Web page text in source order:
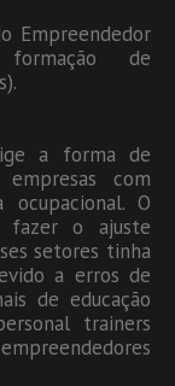
Empreendedor
de
a forma de
com
O
fazer o ajuste
setores tinha
a erros de
de educação
trainers